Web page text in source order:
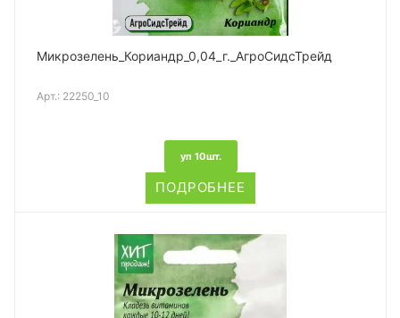
Микрозелень_Кориандр_0,04_г._АгроСидсТрейд
Арт.: 22250_10
уп 10шт.
ПОДРОБНЕЕ